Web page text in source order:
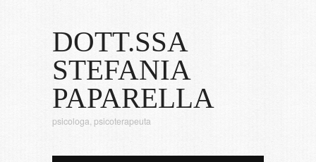
DOTT.SSA
STEFANIA
PAPARELLA
psicologa, psicoterapeuta